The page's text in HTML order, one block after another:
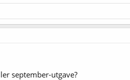
september-utgave?